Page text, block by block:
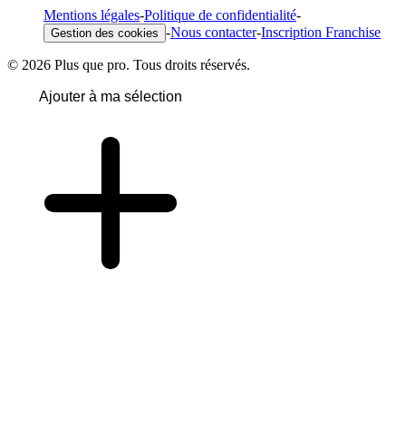
Mentions légales-Politique de confidentialité-
Gestion des cookies -Nous contacter-Inscription Franchise
© 2026 Plus que pro. Tous droits réservés.
Ajouter à ma sélection